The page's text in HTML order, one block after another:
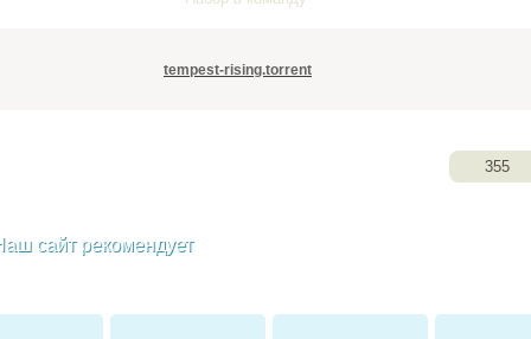
tempest-rising.torrent
355
сайт рекомендует